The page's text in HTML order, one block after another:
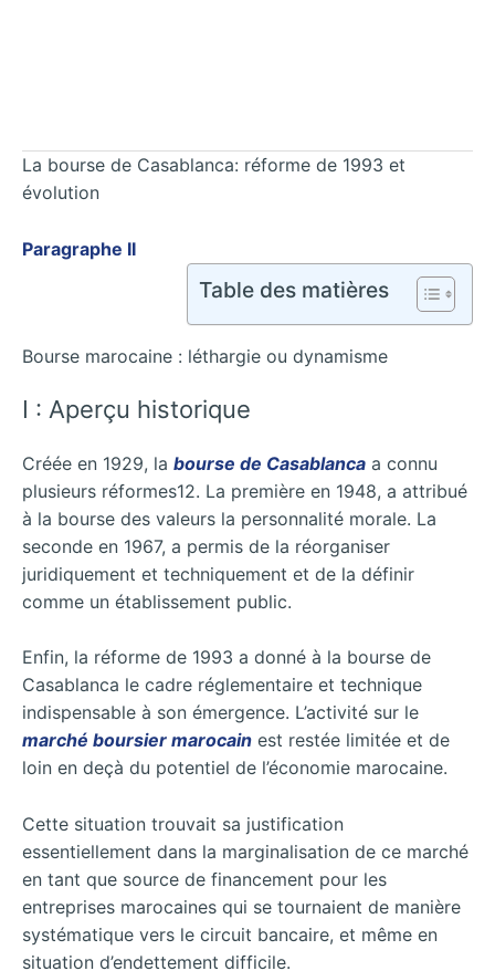
La bourse de Casablanca: réforme de 1993 et
évolution
Paragraphe II
Table des matières
Bourse marocaine : léthargie ou dynamisme
I : Aperçu historique
Créée en 1929, la bourse de Casablanca a connu
plusieurs réformes12. La première en 1948, a attribué
à la bourse des valeurs la personnalité morale. La
seconde en 1967, a permis de la réorganiser
juridiquement et techniquement et de la définir
comme un établissement public.
Enfin, la réforme de 1993 a donné à la bourse de
Casablanca le cadre réglementaire et technique
indispensable à son émergence. L’activité sur le
marché boursier marocain est restée limitée et de
loin en deçà du potentiel de l’économie marocaine.
Cette situation trouvait sa justification
essentiellement dans la marginalisation de ce marché
en tant que source de financement pour les
entreprises marocaines qui se tournaient de manière
systématique vers le circuit bancaire, et même en
situation d’endettement difficile.